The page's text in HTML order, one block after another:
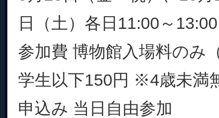
日（土）各日11:00～
参加費 博物館入場料のみ
学生以下150円 ※4歳未満
申込み 当日自由参加